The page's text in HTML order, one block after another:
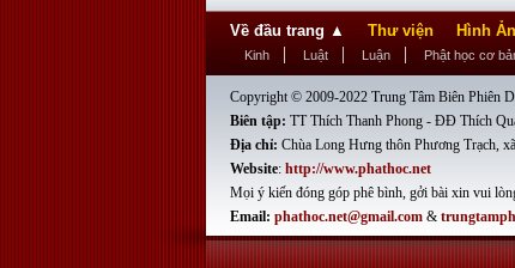
Về đầu trang ▲ Thư viện Hình
Kinh Luật Luận Phật học cơ
Copyright © 2009-2022 Trung Tâm Biên Phiên
Biên tập: TT Thích Thanh Phong - ĐĐ Thích
Địa chỉ: Chùa Long Hưng thôn Phương Trạch,
Website: http://www.phathoc.net
Mọi ý kiến đóng góp phê bình, gởi bài xin vui
Email: phathoc.net@gmail.com &